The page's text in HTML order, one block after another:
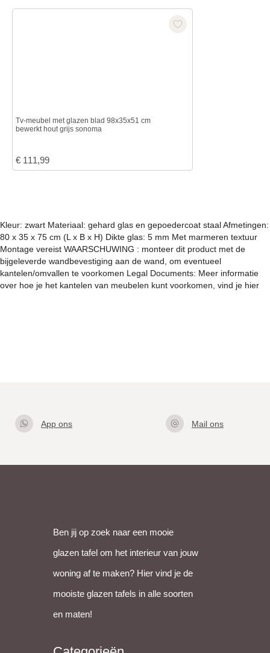
Tv-meubel met glazen blad 98x35x51 cm
bewerkt hout grijs sonoma
€ 111,99
Kleur: zwart Materiaal: gehard glas en gepoedercoat staal Afmetingen:
80 x 35 x 75 cm (L x B x H) Dikte glas: 5 mm Met marmeren textuur
Montage vereist WAARSCHUWING : monteer dit product met de
bijgeleverde wandbevestiging aan de wand, om eventueel
kantelen/omvallen te voorkomen Legal Documents: Meer informatie
over hoe je het kantelen van meubelen kunt voorkomen, vind je hier
App ons
Mail ons
Ben jij op zoek naar een mooie
glazen tafel om het interieur van jouw
woning af te maken? Hier vind je de
mooiste glazen tafels in alle soorten
en maten!